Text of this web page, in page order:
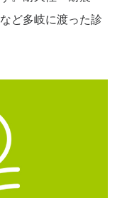
ど多岐に渡った診